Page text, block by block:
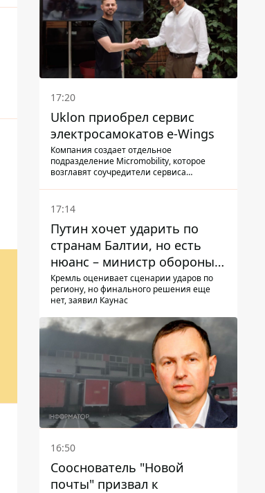
17:20
Uklon приобрел сервис
электросамокатов e-Wings
Компания создает отдельное
подразделение Micromobility, которое
возглавят соучредители сервиса
17:14
Путин хочет ударить по
странам Балтии, но есть
нюанс – министр обороны
Литвы сделал заявление
Кремль оценивает сценарии ударов по
региону, но финального решения еще
нет, заявил Каунас
16:50
Сооснователь "Новой
почты" призвал к